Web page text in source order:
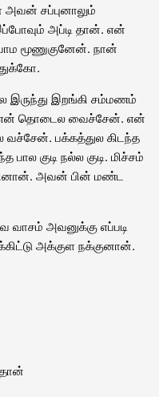
அவன் சப்புனாலும்
அப்டி தான். என்
மூணுகுனேன். நான்
இருந்து இறங்கி சம்மணம்
தொடைல வைச்சேன். என்
பக்கத்துல கிடந்த
குடி நல்ல குடி. மிச்சம்
அவன் பின் மண்ட
அவனுக்கு எப்படி
அக்குள நக்குனான்.